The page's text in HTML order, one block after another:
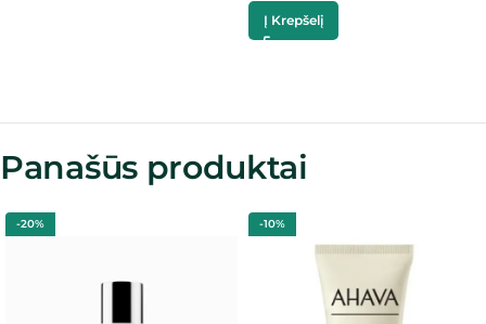
Į Krepšelį
Panašūs produktai
-20% -10%